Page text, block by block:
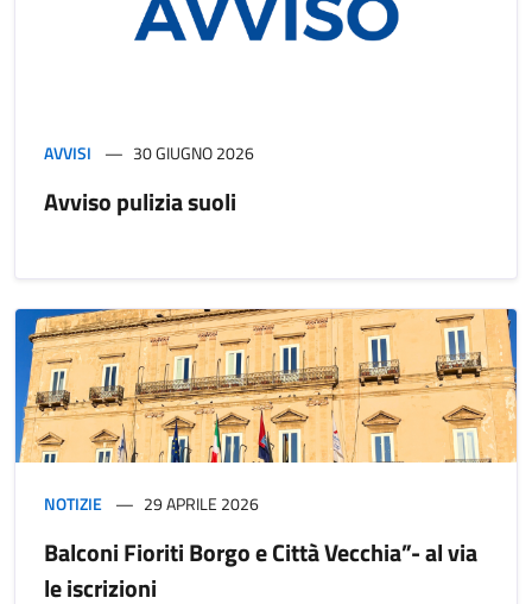
AVVISI 30 GIUGNO 2026
Avviso pulizia suoli
NOTIZIE 29 APRILE 2026
Balconi Fioriti Borgo e Città Vecchia”- al via
le iscrizioni